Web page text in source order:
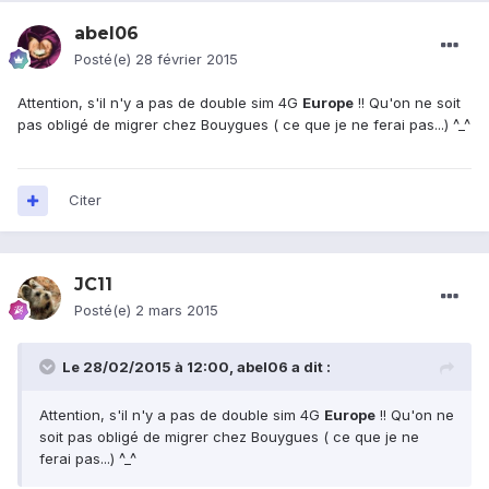
abel06
Posté(e) 28 février 2015
Attention, s'il n'y a pas de double sim 4G Europe !! Qu'on ne soit
pas obligé de migrer chez Bouygues ( ce que je ne ferai pas...) ^_^
Citer
JC11
Posté(e) 2 mars 2015
Le 28/02/2015 à 12:00, abel06 a dit :
Attention, s'il n'y a pas de double sim 4G Europe !! Qu'on ne
soit pas obligé de migrer chez Bouygues ( ce que je ne
ferai pas...) ^_^